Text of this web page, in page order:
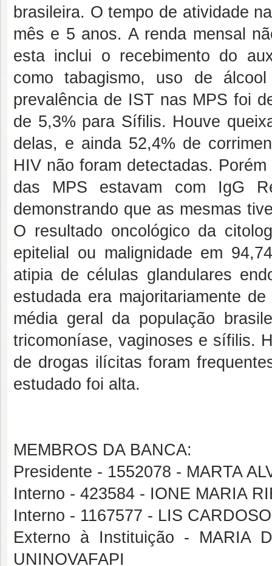
brasileira. O tempo de atividade
mês e 5 anos. A renda mensal
esta inclui o recebimento do
como tabagismo, uso de
prevalência de IST nas MPS foi
de 5,3% para Sífilis. Houve
delas, e ainda 52,4% de
HIV não foram detectadas.
das MPS estavam com IgG
demonstrando que as mesmas
O resultado oncológico da
epitelial ou malignidade em
atipia de células glandulares
estudada era majoritariamente
média geral da população
tricomoníase, vaginoses e sífilis.
de drogas ilícitas foram
estudado foi alta.
MEMBROS DA BANCA:
Presidente - 1552078 - MARTA
Interno - 423584 - IONE MARIA
Interno - 1167577 - LIS
Externo à Instituição - MARIA
UNINOVAFAPI